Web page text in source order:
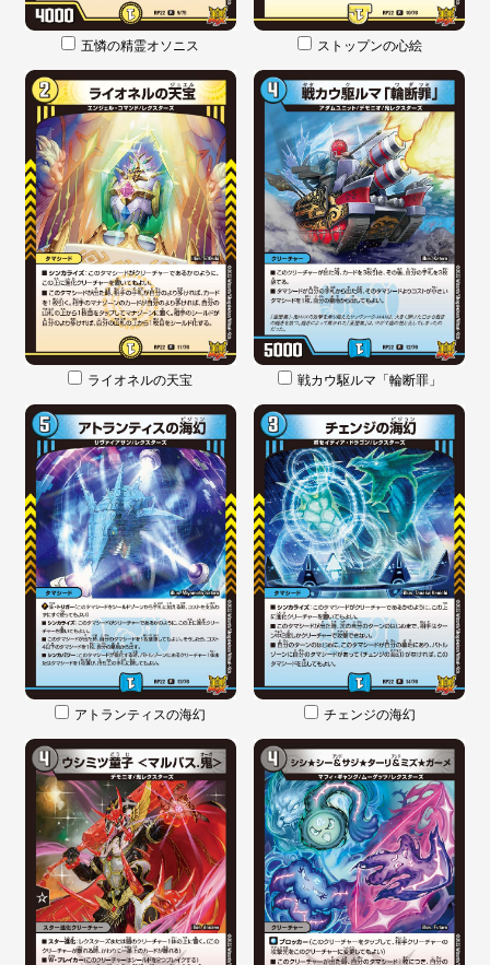
五憐の精霊オソニス ストップンの心絵
ライオネルの天宝 戦カウ駆ルマ「輪断罪」
アトランティスの海幻 チェンジの海幻